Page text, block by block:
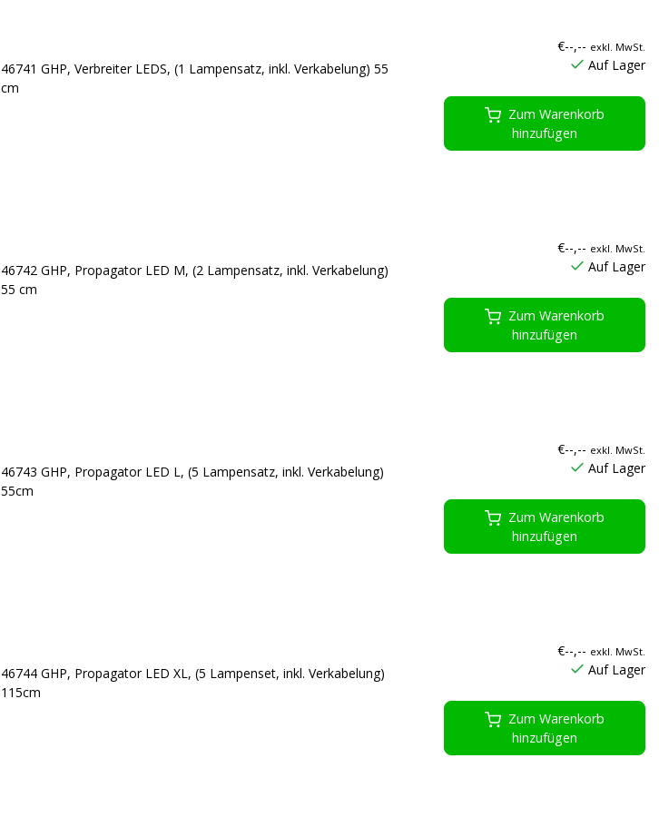
46741 GHP, Verbreiter LEDS, (1 Lampensatz, inkl. Verkabelung) 55
cm
€--,-- exkl. MwSt.
Auf Lager
Zum Warenkorb
hinzufügen
46742 GHP, Propagator LED M, (2 Lampensatz, inkl. Verkabelung)
55 cm
€--,-- exkl. MwSt.
Auf Lager
Zum Warenkorb
hinzufügen
46743 GHP, Propagator LED L, (5 Lampensatz, inkl. Verkabelung)
55cm
€--,-- exkl. MwSt.
Auf Lager
Zum Warenkorb
hinzufügen
46744 GHP, Propagator LED XL, (5 Lampenset, inkl. Verkabelung)
115cm
€--,-- exkl. MwSt.
Auf Lager
Zum Warenkorb
hinzufügen